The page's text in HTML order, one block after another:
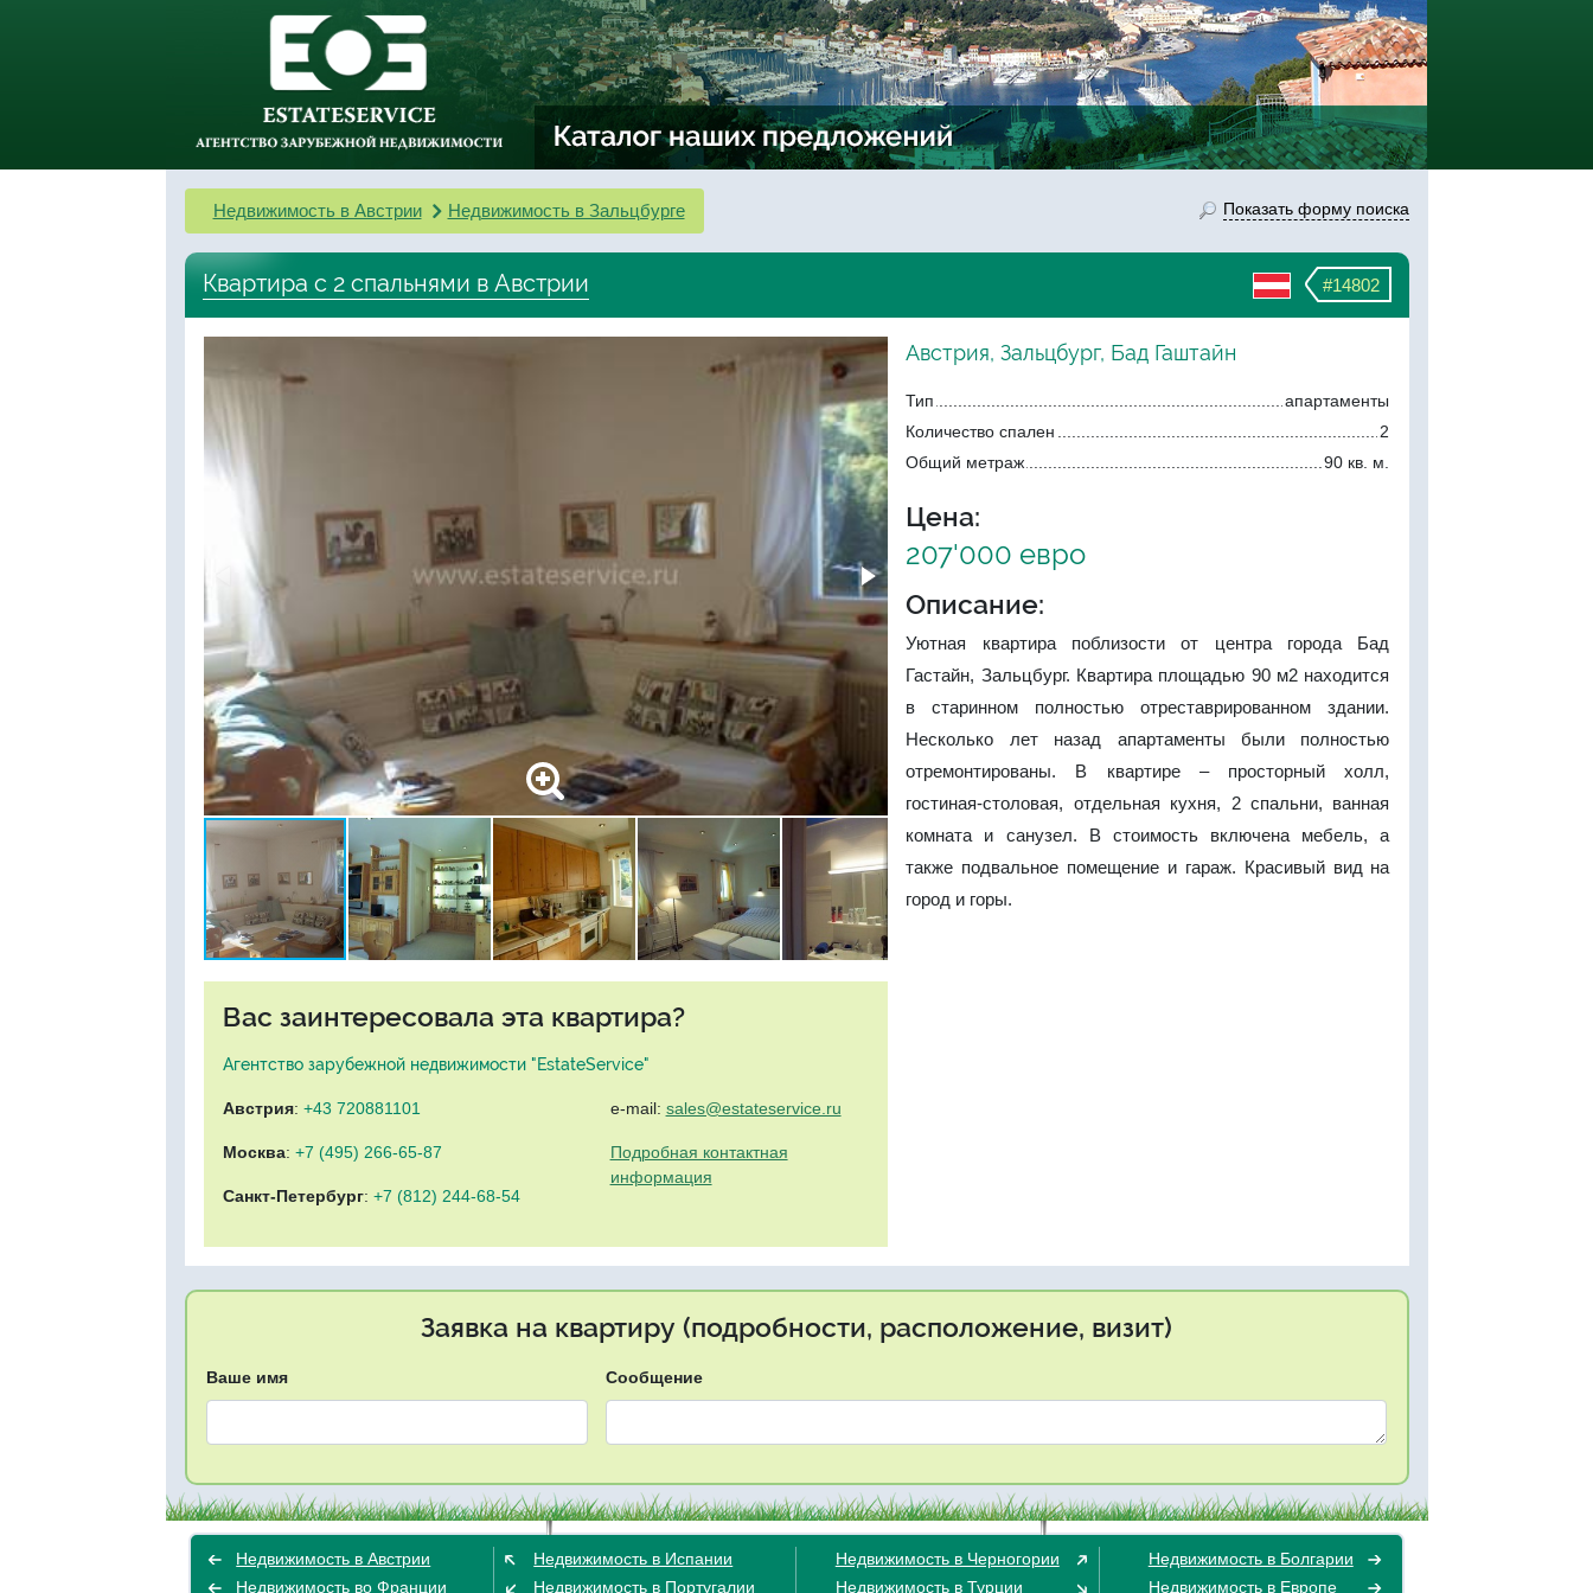
Недвижимость в Австрии Недвижимость в Зальцбурге Показать форму поиска
#14802
Квартира с 2 спальнями в Австрии
Вас заинтересовала эта квартира?
Агентство зарубежной недвижимости "EstateService"
Австрия: +43 720881101
Москва: +7 (495) 266-65-87
Санкт-Петербург: +7 (812) 244-68-54
e-mail: sales@estateservice.ru
Подробная контактная
информация
Австрия, Зальцбург, Бад Гаштайн
Тип
апартаменты
Количество спален
2
Общий метраж
90 кв. м.
Цена:
207'000 евро
Описание:
Уютная квартира поблизости от центра города Бад
Гастайн, Зальцбург. Квартира площадью 90 м2 находится
в старинном полностью отреставрированном здании.
Несколько лет назад апартаменты были полностью
отремонтированы. В квартире – просторный холл,
гостиная-столовая, отдельная кухня, 2 спальни, ванная
комната и санузел. В стоимость включена мебель, а
также подвальное помещение и гараж. Красивый вид на
город и горы.
Заявка на квартиру (подробности, расположение, визит)
Ваше имя Сообщение
Недвижимость в Австрии
Недвижимость во Франции
Недвижимость в Испании
Недвижимость в Португалии
Недвижимость в Черногории
Недвижимость в Турции
Недвижимость в Болгарии
Недвижимость в Европе